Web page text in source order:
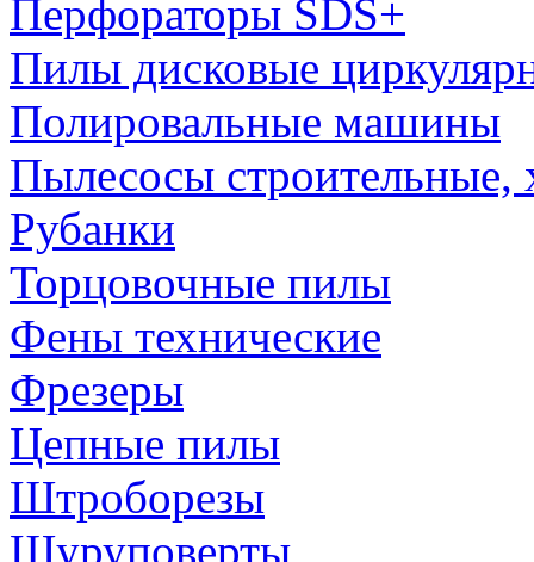
Перфораторы SDS+
Пилы дисковые
Полировальные машины
Пылесосы строительные,
Рубанки
Торцовочные пилы
Фены технические
Фрезеры
Цепные пилы
Штроборезы
Шуруповерты